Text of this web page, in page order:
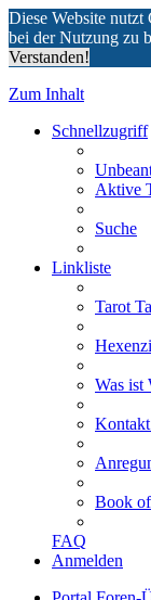
Diese Website
bei der Nutzung zu
Verstanden!
Zum Inhalt
Schnellzugriff
Aktive
Suche
Linkliste
Tarot
Was ist
Book
FAQ
Anmelden